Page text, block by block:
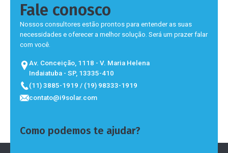
Fale conosco
Nossos consultores estão prontos para entender as suas
necessidades e oferecer a melhor solução. Será um prazer falar
com você.
Av. Conceição, 1118 - V. Maria Helena
Indaiatuba - SP, 13335-410
(11) 3885-1919 / (19) 98333-1919
contato@i9solar.com
Como podemos te ajudar?